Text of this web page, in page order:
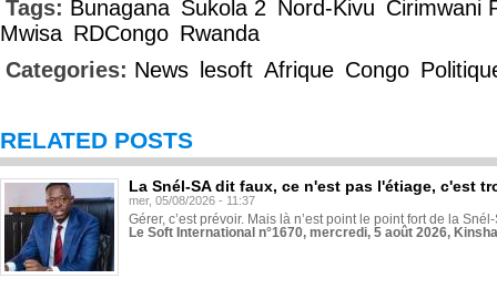
Tags: Bunagana Sukola 2 Nord-Kivu Cirimwani
Mwisa RDCongo Rwanda
Categories: News lesoft Afrique Congo
RELATED POSTS
La Snél-SA dit faux, ce n'est pas l'étiage, c'est
mer, 05/08/2026 - 11:37
Gérer, c’est prévoir. Mais là n’est point le point fort de la
Le Soft International n°1670, mercredi, 5 août 2026,